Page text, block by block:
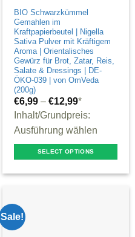
BIO Schwarzkümmel
Gemahlen im
Kraftpapierbeutel | Nigella
Sativa Pulver mit Kräftigem
Aroma | Orientalisches
Gewürz für Brot, Zatar, Reis,
Salate & Dressings | DE-
ÖKO-039 | von OmVeda
(200g)
€6,99 –€12,99*
Inhalt/Grundpreis:
Ausführung wählen
SELECT OPTIONS
multiple
variants.
Sale!